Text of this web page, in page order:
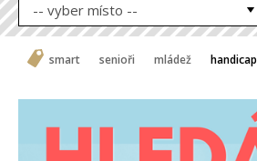
-- vyber místo --
smart senioři mládež handicap